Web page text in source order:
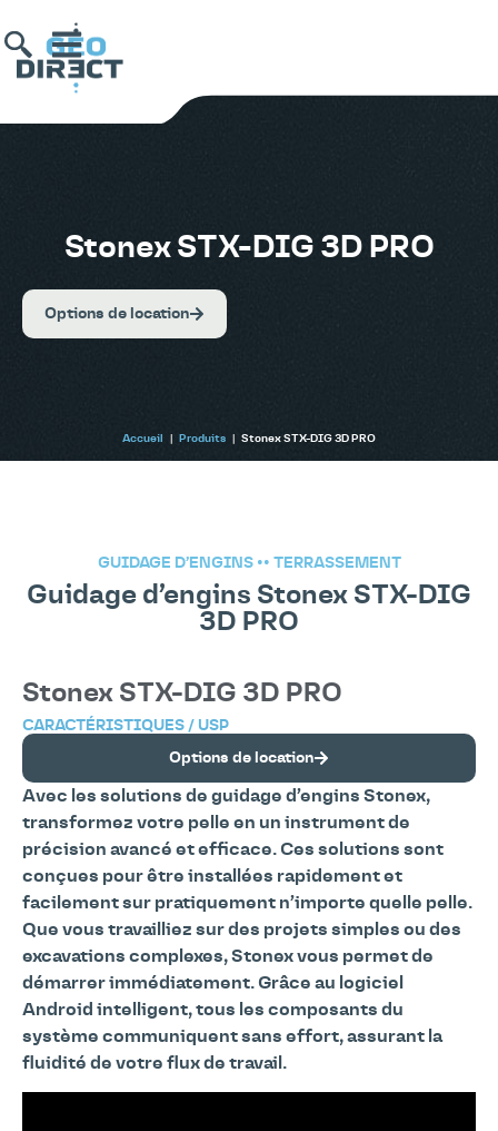
Stonex STX-DIG 3D PRO
Options de location
Accueil Produits Stonex STX-DIG 3D PRO
GUIDAGE D’ENGINS•• TERRASSEMENT
Guidage d’engins Stonex STX-DIG
3D PRO
Avec les solutions de guidage d’engins Stonex,
transformez votre pelle en un instrument de
précision avancé et efficace. Ces solutions sont
conçues pour être installées rapidement et
facilement sur pratiquement n’importe quelle pelle.
Que vous travailliez sur des projets simples ou des
excavations complexes, Stonex vous permet de
démarrer immédiatement. Grâce au logiciel
Android intelligent, tous les composants du
système communiquent sans effort, assurant la
fluidité de votre flux de travail.
Stonex STX-DIG 3D PRO
CARACTÉRISTIQUES / USP
Options de location